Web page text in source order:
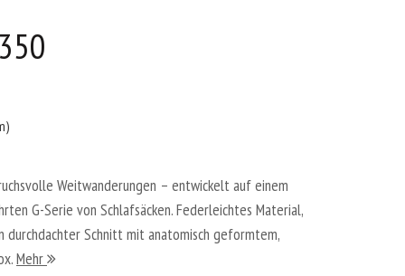
Weitwanderungen – entwickelt auf einem
G-Serie von Schlafsäcken. Federleichtes Material,
durchdachter Schnitt mit anatomisch geformtem,
Mehr